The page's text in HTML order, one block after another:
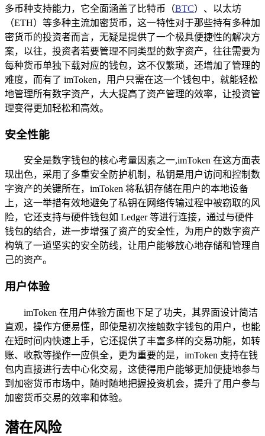
多币种支持能力，它全面涵盖了比特币（BTC）、以太坊
（ETH）等多种主流加密货币，这一特性对于那些持有多种加
密货币的投资者而言，无疑是提供了一个极具便捷性的解决方
案，以往，投资者若要管理不同类型的数字资产，往往需要为
每种货币单独下载对应的钱包，这不仅繁琐，还增加了管理的
难度，而有了 imToken，用户只需在这一个钱包中，就能轻松
地管理所有数字资产，大大提高了资产管理的效率，让投资管
理变得更加轻松和高效。
安全性能
安全是数字钱包的核心考量因素之一,imToken 在这方面表
现出色，采用了多重安全防护机制，私钥是用户访问和控制数
字资产的关键所在，imToken 将私钥存储在用户的本地设备
上，这一举措有效地避免了私钥在网络传输过程中被窃取的风
险，它还支持与硬件钱包如 Ledger 等进行连接，通过与硬件
钱包的结合，进一步增强了资产的安全性，为用户的数字资产
构筑了一道坚实的安全防线，让用户能够放心地存储和管理自
己的资产。
用户体验
imToken 在用户体验方面也下足了功夫，其界面设计简洁
直观，操作方便易懂，即使是初次接触数字钱包的用户，也能
在短时间内快速上手，它还提供了丰富多样的交易功能，如转
账、收款等操作一应俱全，更为重要的是，imToken 支持在钱
包内直接进行去中心化交易，这使得用户能够更加便捷地参与
到加密货币市场中，随时随地把握投资机会，提升了用户参与
加密货币交易的效率和体验。
潜在风险